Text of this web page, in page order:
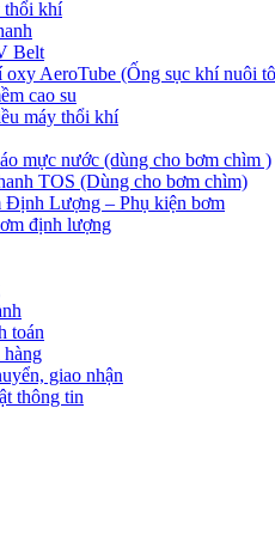
thổi khí
Belt
oxy AeroTube (Ống sục khí nuôi
cao su
máy thổi khí
mực nước (dùng cho bơm chìm )
TOS (Dùng cho bơm chìm)
Định Lượng – Phụ kiện bơm
định lượng
toán
hàng
giao nhận
thông tin